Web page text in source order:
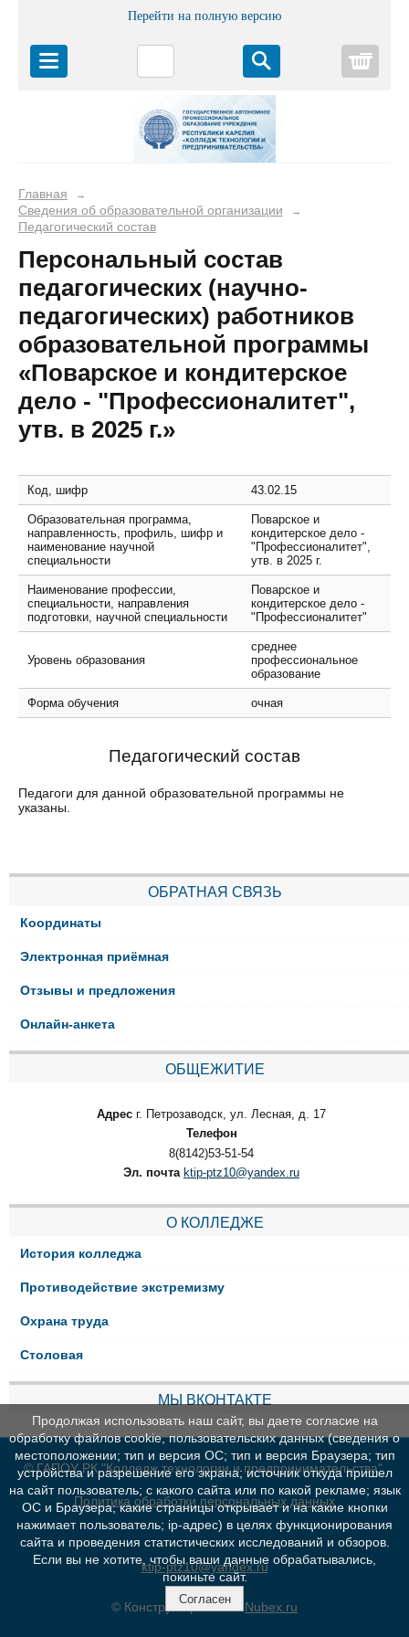
Перейти на полную версию
Главная →
Сведения об образовательной организации →
Педагогический состав
Персональный состав
педагогических (научно-
педагогических) работников
образовательной программы
«Поварское и кондитерское
дело - "Профессионалитет",
утв. в 2025 г.»
Код, шифр 43.02.15
Образовательная программа,
направленность, профиль, шифр и
наименование научной
специальности
Поварское и
кондитерское дело -
"Профессионалитет",
утв. в 2025 г.
Наименование профессии,
специальности, направления
подготовки, научной специальности
Поварское и
кондитерское дело -
"Профессионалитет"
Уровень образования
среднее
профессиональное
образование
Форма обучения очная
Педагогический состав
Педагоги для данной образовательной программы не
указаны.
ОБРАТНАЯ СВЯЗЬ
Координаты
Электронная приёмная
Отзывы и предложения
Онлайн-анкета
ОБЩЕЖИТИЕ
Адрес г. Петрозаводск, ул. Лесная, д. 17
Телефон
8(8142)53-51-54
Эл. почта ktip-ptz10@yandex.ru
О КОЛЛЕДЖЕ
История колледжа
Противодействие экстремизму
Охрана труда
Столовая
МЫ ВКОНТАКТЕ
© ГАПОУ РК "Колледж технологии и предпринимательства"
Политика обработки персональных данных
ktip-ptz10@yandex.ru
© Конструктор сайтов Nubex.ru
Продолжая использовать наш сайт, вы даете согласие на
обработку файлов cookie, пользовательских данных (сведения о
местоположении; тип и версия ОС; тип и версия Браузера; тип
устройства и разрешение его экрана; источник откуда пришел
на сайт пользователь; с какого сайта или по какой рекламе; язык
ОС и Браузера; какие страницы открывает и на какие кнопки
нажимает пользователь; ip-адрес) в целях функционирования
сайта и проведения статистических исследований и обзоров.
Если вы не хотите, чтобы ваши данные обрабатывались,
покиньте сайт.
Согласен